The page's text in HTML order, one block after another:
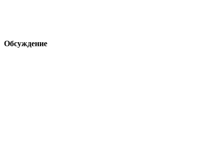
Обсуждение